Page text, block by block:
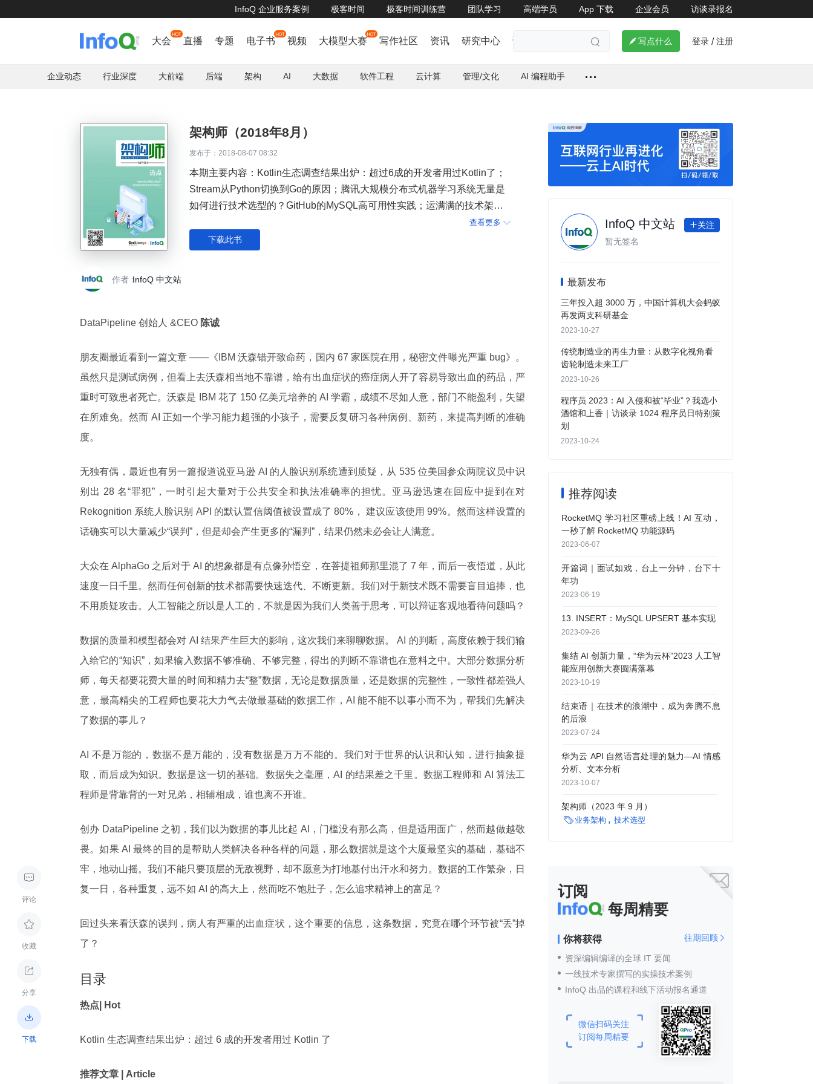
InfoQ 企业服务案例 极客时间 极客时间训练营 团队学习 高端学员 App 下载 企业会员 访谈录报名
首页 大会 直播 专题 电子书 视频 大模型大赛 写作社区 资讯 研究中心 话题   写点什么 登录 / 注册
企业动态 行业深度 大前端 后端 架构 AI 大数据 软件工程 云计算 管理/文化 AI 编程助手

评论

收藏

分享

下载
架构师（2018年8月）
发布于：2018-08-07 08:32
本期主要内容：Kotlin生态调查结果出炉：超过6成的开发者用过Kotlin了；
Stream从Python切换到Go的原因；腾讯大规模分布式机器学习系统无量是
如何进行技术选型的？GitHub的MySQL高可用性实践；运满满的技术架构
查看更多 
下载此书
作者：InfoQ 中文站
DataPipeline 创始人 &CEO 陈诚
朋友圈最近看到一篇文章 ——《IBM 沃森错开致命药，国内 67 家医院在用，秘密文件曝光严重 bug》。
虽然只是测试病例，但看上去沃森相当地不靠谱，给有出血症状的癌症病人开了容易导致出血的药品，严
重时可致患者死亡。沃森是 IBM 花了 150 亿美元培养的 AI 学霸，成绩不尽如人意，部门不能盈利，失望
在所难免。然而 AI 正如一个学习能力超强的小孩子，需要反复研习各种病例、新药，来提高判断的准确
度。
无独有偶，最近也有另一篇报道说亚马逊 AI 的人脸识别系统遭到质疑，从 535 位美国参众两院议员中识
别出 28 名“罪犯”，一时引起大量对于公共安全和执法准确率的担忧。亚马逊迅速在回应中提到在对
Rekognition 系统人脸识别 API 的默认置信阈值被设置成了 80%， 建议应该使用 99%。然而这样设置的
话确实可以大量减少“误判”，但是却会产生更多的“漏判”，结果仍然未必会让人满意。
大众在 AlphaGo 之后对于 AI 的想象都是有点像孙悟空，在菩提祖师那里混了 7 年，而后一夜悟道，从此
速度一日千里。然而任何创新的技术都需要快速迭代、不断更新。我们对于新技术既不需要盲目追捧，也
不用质疑攻击。人工智能之所以是人工的，不就是因为我们人类善于思考，可以辩证客观地看待问题吗？
数据的质量和模型都会对 AI 结果产生巨大的影响，这次我们来聊聊数据。 AI 的判断，高度依赖于我们输
入给它的“知识”，如果输入数据不够准确、不够完整，得出的判断不靠谱也在意料之中。大部分数据分析
师，每天都要花费大量的时间和精力去“整”数据，无论是数据质量，还是数据的完整性，一致性都差强人
意，最高精尖的工程师也要花大力气去做最基础的数据工作，AI 能不能不以事小而不为，帮我们先解决
了数据的事儿？
AI 不是万能的，数据不是万能的，没有数据是万万不能的。我们对于世界的认识和认知，进行抽象提
取，而后成为知识。数据是这一切的基础。数据失之毫厘，AI 的结果差之千里。数据工程师和 AI 算法工
程师是背靠背的一对兄弟，相辅相成，谁也离不开谁。
创办 DataPipeline 之初，我们以为数据的事儿比起 AI，门槛没有那么高，但是适用面广，然而越做越敬
畏。如果 AI 最终的目的是帮助人类解决各种各样的问题，那么数据就是这个大厦最坚实的基础，基础不
牢，地动山摇。我们不能只要顶层的无敌视野，却不愿意为打地基付出汗水和努力。数据的工作繁杂，日
复一日，各种重复，远不如 AI 的高大上，然而吃不饱肚子，怎么追求精神上的富足？
回过头来看沃森的误判，病人有严重的出血症状，这个重要的信息，这条数据，究竟在哪个环节被“丢”掉
了？
目录
热点| Hot
Kotlin 生态调查结果出炉：超过 6 成的开发者用过 Kotlin 了
推荐文章 | Article
InfoQ 中文站 关注
暂无签名
最新发布
三年投入超 3000 万，中国计算机大会蚂蚁
再发两支科研基金
2023-10-27
传统制造业的再生力量：从数字化视角看
齿轮制造未来工厂
2023-10-26
程序员 2023：AI 入侵和被“毕业”？我选小
酒馆和上香｜访谈录 1024 程序员日特别策
划
2023-10-24
推荐阅读
RocketMQ 学习社区重磅上线！AI 互动，
一秒了解 RocketMQ 功能源码
2023-06-07
开篇词｜面试如戏，台上一分钟，台下十
年功
2023-06-19
13. INSERT：MySQL UPSERT 基本实现
2023-09-26
集结 AI 创新力量，“华为云杯”2023 人工智
能应用创新大赛圆满落幕
2023-10-19
结束语｜在技术的浪潮中，成为奔腾不息
的后浪
2023-07-24
华为云 API 自然语言处理的魅力—AI 情感
分析、文本分析
2023-10-07
架构师（2023 年 9 月）
业务架构 技术选型

订阅
每周精要
你将获得 往期回顾 
资深编辑编译的全球 IT 要闻
一线技术专家撰写的实操技术案例
InfoQ 出品的课程和线下活动报名通道
微信扫码关注
订阅每周精要